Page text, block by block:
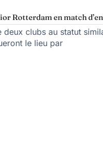
Rotterdam en match
deux clubs au statut
le lieu par